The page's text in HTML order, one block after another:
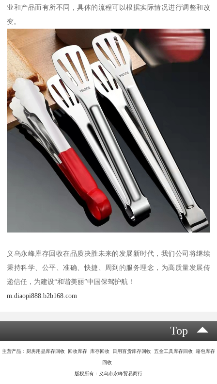
业和产品而有所不同，具体的流程可以根据实际情况进行调整和改
变。
义乌永峰库存回收在品质决胜未来的发展新时代，我们公司将继续
秉持科学、公平、准确、快捷、周到的服务理念，为高质量发展传
递信任，为建设“和谐美丽”中国保驾护航！
m.diaopi888.b2b168.com
Top
主营产品：厨房用品库存回收 回收库存 库存回收 日用百货库存回收 五金工具库存回收 箱包库存
回收
版权所有：义乌市永峰贸易商行